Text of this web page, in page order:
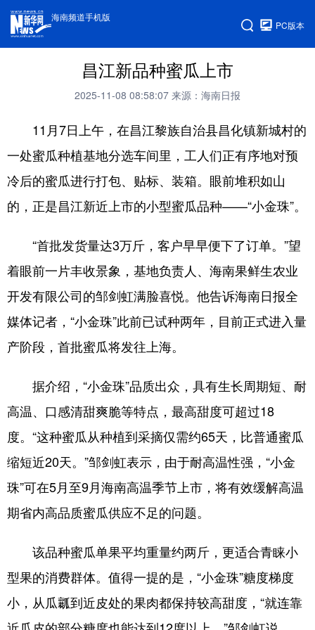
海南频道手机版
PC版本
昌江新品种蜜瓜上市
2025-11-08 08:58:07 来源：海南日报
11月7日上午，在昌江黎族自治县昌化镇新城村的
一处蜜瓜种植基地分选车间里，工人们正有序地对预
冷后的蜜瓜进行打包、贴标、装箱。眼前堆积如山
的，正是昌江新近上市的小型蜜瓜品种——“小金珠”。
“首批发货量达3万斤，客户早早便下了订单。”望
着眼前一片丰收景象，基地负责人、海南果鲜生农业
开发有限公司的邹剑虹满脸喜悦。他告诉海南日报全
媒体记者，“小金珠”此前已试种两年，目前正式进入量
产阶段，首批蜜瓜将发往上海。
据介绍，“小金珠”品质出众，具有生长周期短、耐
高温、口感清甜爽脆等特点，最高甜度可超过18
度。“这种蜜瓜从种植到采摘仅需约65天，比普通蜜瓜
缩短近20天。”邹剑虹表示，由于耐高温性强，“小金
珠”可在5月至9月海南高温季节上市，将有效缓解高温
期省内高品质蜜瓜供应不足的问题。
该品种蜜瓜单果平均重量约两斤，更适合青睐小
型果的消费群体。值得一提的是，“小金珠”糖度梯度
小，从瓜瓤到近皮处的果肉都保持较高甜度，“就连靠